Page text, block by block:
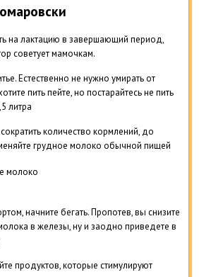
на лактацию в завершающий период,
советует мамочкам.
Естественно не нужно умирать от
пить пейте, но постарайтесь не пить
литра
количество кормлений, до
грудное молоко обычной пищей
молоко
начните бегать. Пропотев, вы снизите
в железы, ну и заодно приведете в
продуктов, которые стимулируют